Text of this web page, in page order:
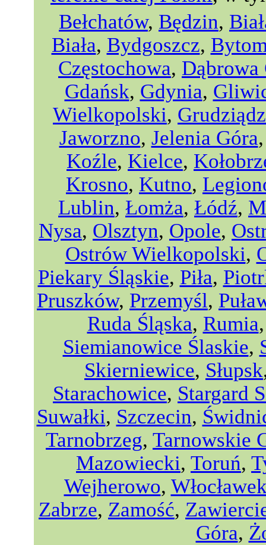
Bełchatów, Będzin,
Biała, Bydgoszcz,
Częstochowa, Dąbrowa
Gdańsk, Gdynia,
Wielkopolski, Grudziądz
Jaworzno, Jelenia Góra
Koźle, Kielce,
Krosno, Kutno,
Lublin, Łomża, Łódź,
Nysa, Olsztyn, Opole,
Ostrów Wielkopolski,
Piekary Śląskie, Piła,
Pruszków, Przemyśl,
Ruda Śląska, Rumia
Siemianowice Ślaskie,
Skierniewice, Słupsk
Starachowice, Stargard
Suwałki, Szczecin,
Tarnobrzeg, Tarnowskie
Mazowiecki, Toruń,
Wejherowo,
Zabrze, Zamość,
Góra,